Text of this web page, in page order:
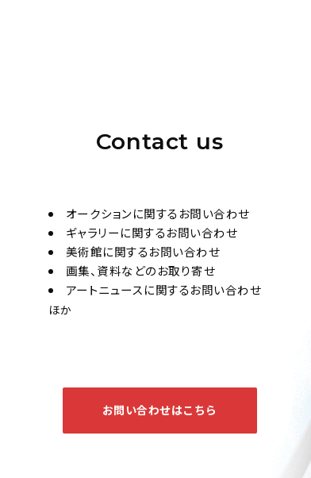
Contact us
オークションに関するお問い合わせ
ギャラリーに関するお問い合わせ
美術館に関するお問い合わせ
画集、資料などのお取り寄せ
アートニュースに関するお問い合わせ
ほか
お問い合わせはこちら